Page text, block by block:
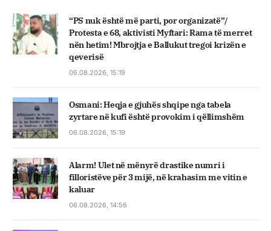
“PS nuk është më parti, por organizatë”/
Protesta e 68, aktivisti Myftari: Rama të merret
nën hetim! Mbrojtja e Ballukut tregoi krizën e
qeverisë
06.08.2026, 15:19
Osmani: Heqja e gjuhës shqipe nga tabela
zyrtare në kufi është provokim i qëllimshëm
06.08.2026, 15:19
Alarm! Ulet në mënyrë drastike numri i
filloristëve për 3 mijë, në krahasim me vitin e
kaluar
06.08.2026, 14:56